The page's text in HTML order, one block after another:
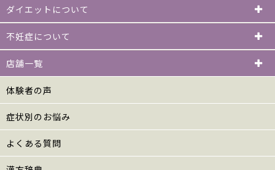
ダイエットについて
不妊症について
店舗一覧
体験者の声
症状別のお悩み
よくある質問